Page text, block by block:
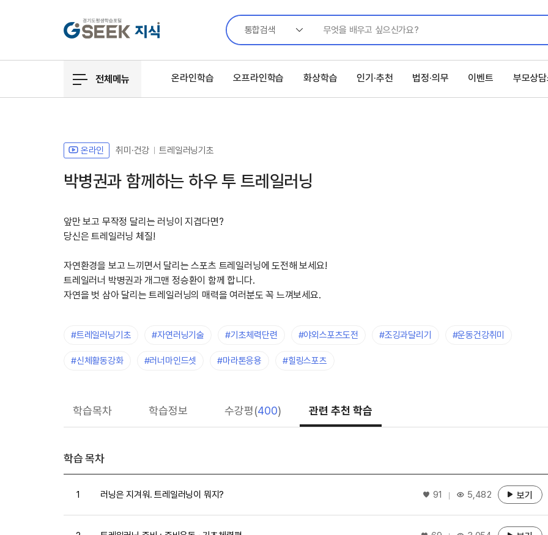
통합검색
전체메뉴 온라인학습 오프라인학습 화상학습 인기·추천 법정·의무 이벤트 부모상
온라인 취미·건강 트레일러닝기초
박병권과 함께하는 하우 투 트레일러닝
앞만 보고 무작정 달리는 러닝이 지겹다면?
당신은 트레일러닝 체질!
자연환경을 보고 느끼면서 달리는 스포츠 트레일러닝에 도전해 보세요!
트레일러너 박병권과 개그맨 정승환이 함께 합니다.
자연을 벗 삼아 달리는 트레일러닝의 매력을 여러분도 꼭 느껴보세요.
#트레일러닝기초 #자연러닝기술 #기초체력단련 #야외스포츠도전 #조깅과달리기 #운동건강취미
#신체활동강화 #러너마인드셋 #마라톤응용 #힐링스포츠
학습목차 학습정보 수강평(400) 관련 추천 학습
학습 목차
1 러닝은 지겨워. 트레일러닝이 뭐지? 좋아요
91 5,482 보기